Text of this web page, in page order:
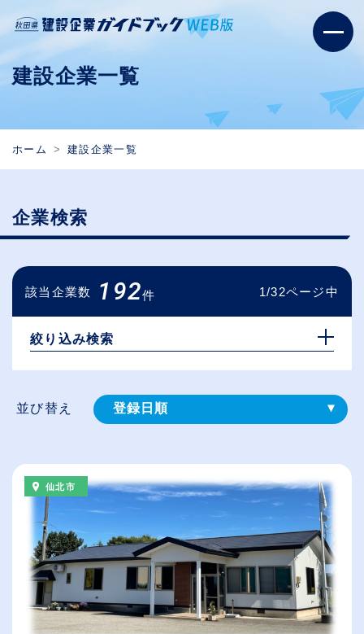
建設企業一覧
ホーム 建設企業一覧
企業検索
該当企業数 192件 1/32ページ中
絞り込み検索
並び替え 登録⽇順
（⾼卒の給与を基準）
従業員が多い順
休日数が多い順
仙北市